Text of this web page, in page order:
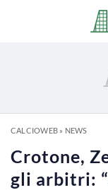
CALCIOWEB» NEWS
Crotone,
gli arbitri: